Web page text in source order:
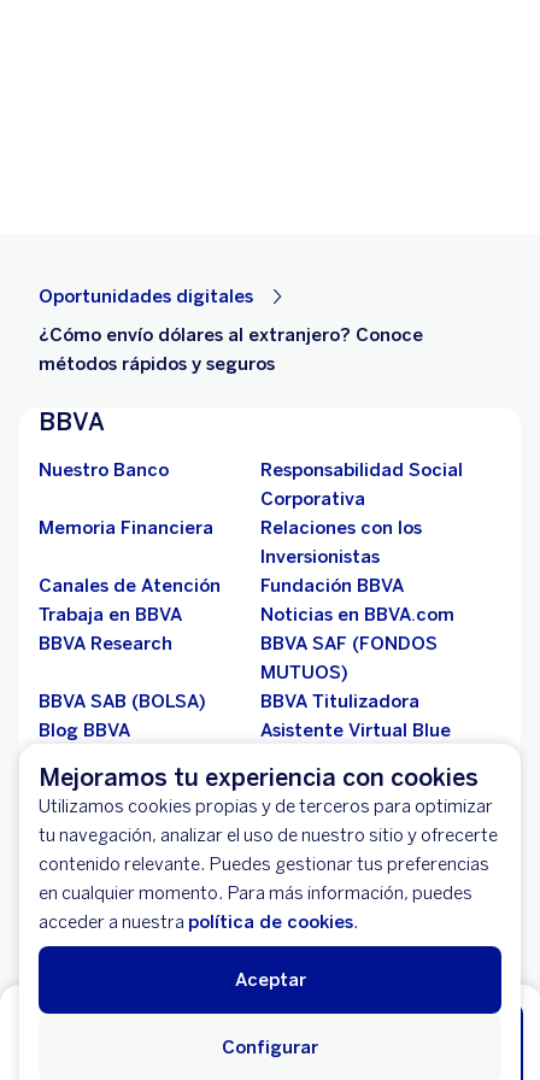
Mejoramos tu experiencia con cookies
Utilizamos cookies propias y de terceros para optimizar
tu navegación, analizar el uso de nuestro sitio y ofrecerte
contenido relevante. Puedes gestionar tus preferencias
en cualquier momento. Para más información, puedes
acceder a nuestra política de cookies.
Aceptar
Configurar
Comienza ahorrar HOY, abre tu Cuenta
Oportunidades digitales
¿Cómo envío dólares al extranjero? Conoce
métodos rápidos y seguros
BBVA
Nuestro Banco
Responsabilidad Social
Corporativa
Memoria Financiera
Relaciones con los
Inversionistas
Canales de Atención
Fundación BBVA
Trabaja en BBVA
Noticias en BBVA.com
BBVA Research
BBVA SAF (FONDOS
MUTUOS)
BBVA SAB (BOLSA)
BBVA Titulizadora
Blog BBVA
Asistente Virtual Blue
TASAS Y TARIFAS
Personas Naturales y
Microempresas
Pequeñas, Medianas y
Grandes empresas
Recomendaciones de
productos
Tips del Tarifario
Lista de notarias
Tarjetas de Crédito
Pagos
Cuenta de Ahorros